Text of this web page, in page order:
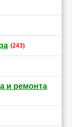
(243)
и ремонта